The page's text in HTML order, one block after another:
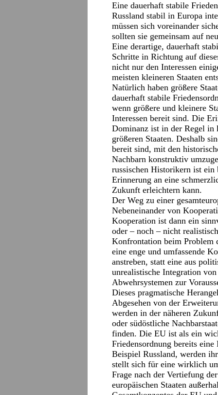
Eine dauerhaft stabile
Russland stabil in Europa
müssen sich voreinander
sollten sie gemeinsam auf
Eine derartige, dauerhaft
Schritte in Richtung auf
nicht nur den Interessen
meisten kleineren Staaten
Natürlich haben größere
dauerhaft stabile
wenn größere und kleinere
Interessen bereit sind. Die
Dominanz ist in der Regel in
größeren Staaten. Deshalb
bereit sind, mit den
Nachbarn konstruktiv
russischen Historikern ist
Erinnerung an eine
Zukunft erleichtern kann.
Der Weg zu einer
Nebeneinander von
Kooperation ist dann ein
oder – noch – nicht
Konfrontation beim Problem
eine enge und umfassende
anstreben, statt eine aus
unrealistische Integration
Abwehrsystemen zur
Dieses pragmatische
Abgesehen von der
werden in der näheren
oder südöstliche
finden. Die EU ist als ein
Friedensordnung bereits
Beispiel Russland, werden
stellt sich für eine wirklich
Frage nach der Vertiefung
europäischen Staaten